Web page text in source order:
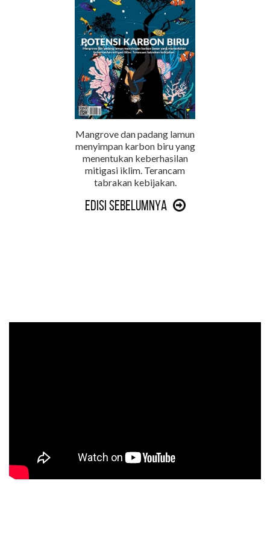
Mangrove dan padang lamun
menyimpan karbon biru yang
menentukan keberhasilan
mitigasi iklim. Terancam
tabrakan kebijakan.
Edisi Sebelumnya